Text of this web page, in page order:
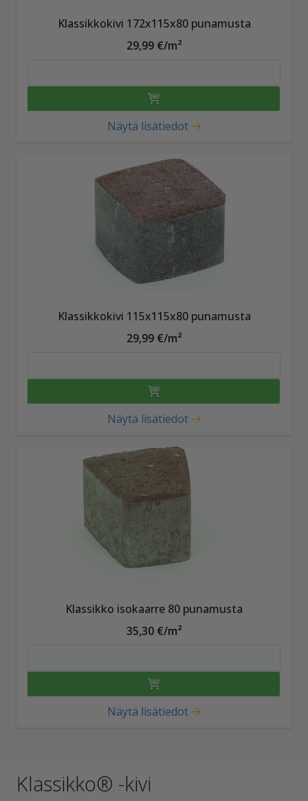
Klassikkokivi 172x115x80 punamusta
29,99 €/m²
Näytä lisätiedot
Klassikkokivi 115x115x80 punamusta
29,99 €/m²
Näytä lisätiedot
Klassikko isokaarre 80 punamusta
35,30 €/m²
Näytä lisätiedot
Klassikko® -kivi